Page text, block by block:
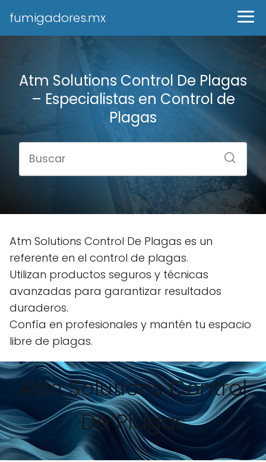
fumigadores.mx
Atm Solutions Control De Plagas
– Especialistas en Control de
Plagas
Atm Solutions Control De Plagas es un
referente en el control de plagas.
Utilizan productos seguros y técnicas
avanzadas para garantizar resultados
duraderos.
Confía en profesionales y mantén tu espacio
libre de plagas.
Atm Solutions Control
De Plagas